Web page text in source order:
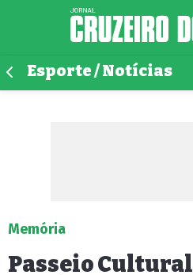
Esporte / Notícias
Memória
Passeio